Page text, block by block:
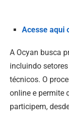
Acesse aqui
A Ocyan busca
incluindo
técnicos. O
online e permite
participem,